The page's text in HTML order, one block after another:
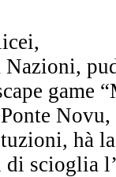
Nazioni,
game
hà
scioglia